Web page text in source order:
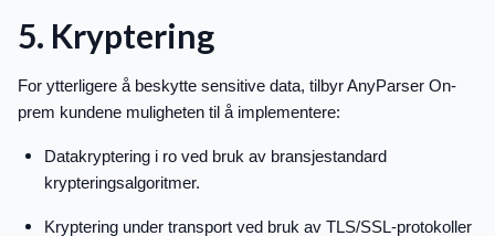
5. Kryptering
For ytterligere å beskytte sensitive data, tilbyr AnyParser On-
prem kundene muligheten til å implementere:
Datakryptering i ro ved bruk av bransjestandard
krypteringsalgoritmer.
Kryptering under transport ved bruk av TLS/SSL-protokoller